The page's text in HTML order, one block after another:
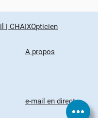
| CHAIXOpticien
A propos
e-mail en direct